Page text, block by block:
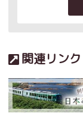
関連リンク